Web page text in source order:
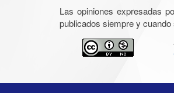
Las opiniones expresadas
publicados siempre y